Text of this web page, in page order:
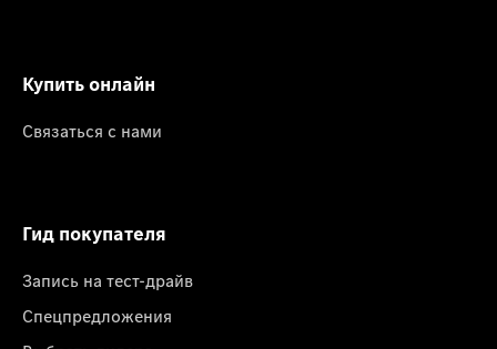
Купить онлайн
Связаться с нами
Гид покупателя
Запись на тест-драйв
Спецпредложения